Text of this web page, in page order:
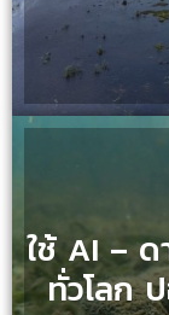
ใช้ AI –
ทั่วโลก